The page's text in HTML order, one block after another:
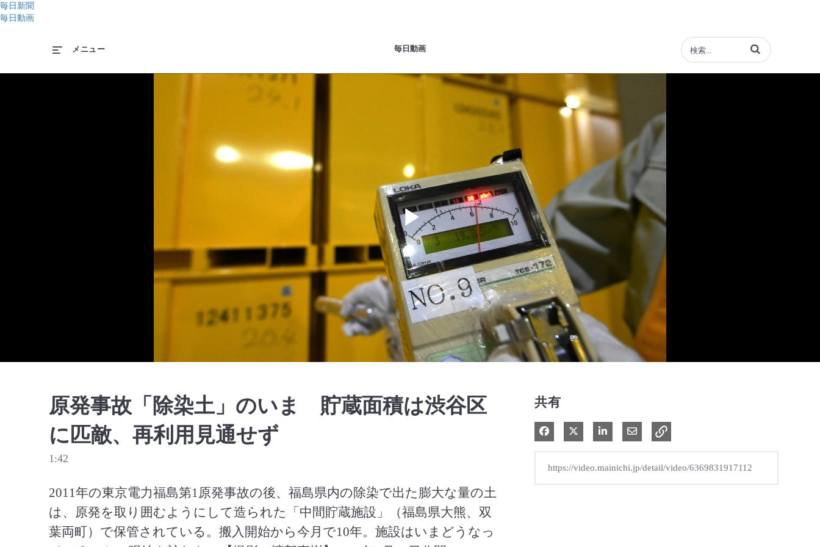
毎日新聞
毎日動画
毎日動画
メニュー 動画の検索語句を入力
Play
Video
原発事故「除染土」のいま 貯蔵面積は渋谷区
に匹敵、再利用見通せず
1:42
2011年の東京電力福島第1原発事故の後、福島県内の除染で出た膨大な量の土
は、原発を取り囲むようにして造られた「中間貯蔵施設」（福島県大熊、双
葉両町）で保管されている。搬入開始から今月で10年。施設はいまどうなっ
共有
Facebook で共有
Xで共有する
LinkedIn で共有電子メールで共有